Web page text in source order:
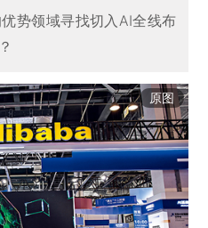
势领域寻找切入AI全线布
原图